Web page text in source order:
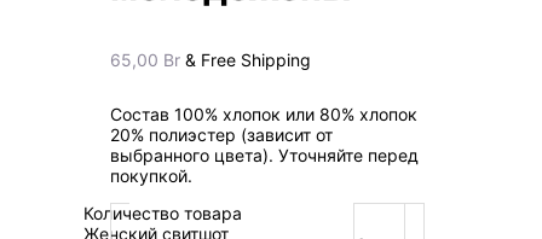
65,00 Br & Free Shipping
Состав 100% хлопок или 80% хлопок
20% полиэстер (зависит от
выбранного цвета). Уточняйте перед
покупкой.
Количество товара
Женский свитшот